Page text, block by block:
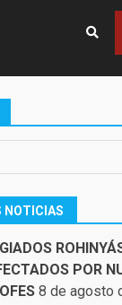
NOTICIAS
POR
8 de agosto